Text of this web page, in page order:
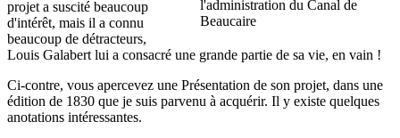
projet a suscité beaucoup
d'intérêt, mais il a connu
beaucoup de détracteurs,
Louis Galabert lui a consacré une grande partie de sa vie, en vain !
Ci-contre, vous apercevez une Présentation de son projet, dans une
édition de 1830 que je suis parvenu à acquérir. Il y existe quelques
anotations intéressantes.